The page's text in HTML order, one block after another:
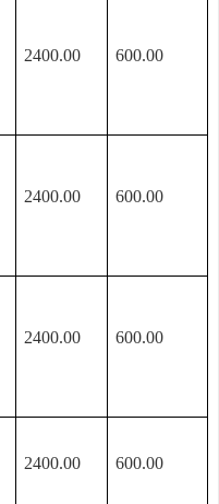
2400.00 600.00
2400.00 600.00
2400.00 600.00
2400.00 600.00